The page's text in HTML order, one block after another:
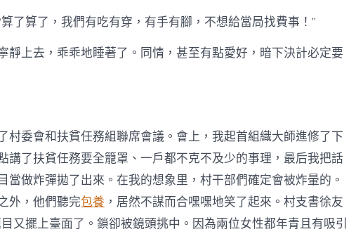
了算了，我們有吃有穿，有手有腳，不想給當局找費事！”
靜上去，乖乖地睡著了。同情，甚至有點愛好，暗下決計必定要
村委會和扶貧任務組聯席會議。會上，我起首組織大師進修了下
講了扶貧任務要全籠罩、一戶都不克不及少的事理，最后我把話
當做炸彈拋了出來。在我的想象里，村干部們確定會被炸暈的。
外，他們聽完包養 ，居然不謀而合嘿嘿地笑了起來。村支書徐友
又擺上臺面了。鎖卻被鏡頭挑中。因為兩位女性都年青且有吸引